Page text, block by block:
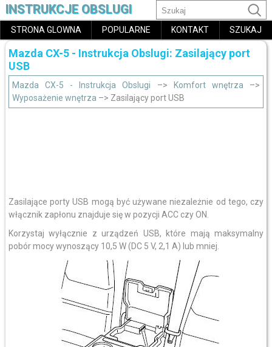
INSTRUKCJE OBSLUGI
STRONA GLOWNA POPULARNE KONTAKT SZUKAJ
Mazda CX-5 - Instrukcja Obslugi: Zasilający port
USB
Mazda CX-5 - Instrukcja Obslugi –> Komfort wnętrza –>
Wyposażenie wnętrza –> Zasilający port USB
Zasilające porty USB mogą być używane niezależnie od tego, czy
włącznik zapłonu znajduje się w pozycji ACC czy ON.
Korzystaj wyłącznie z urządzeń USB, które mają maksymalny
pobór mocy wynoszący 10,5 W (DC 5 V, 2,1 A) lub mniej.